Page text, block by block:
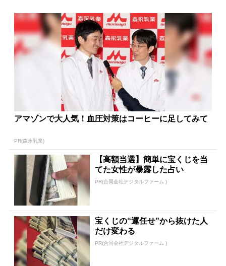
アマゾンで大人気！血圧対策はコーヒーに足してみて
PR(森永乳業)
【高額当選】簡単に宝くじを当
てた女性が暴露した占い
PR(合同会社デジタルファーム )
宝くじの“運任せ”から抜けた人
だけ変わる
PR(合同会社デジタルファーム )